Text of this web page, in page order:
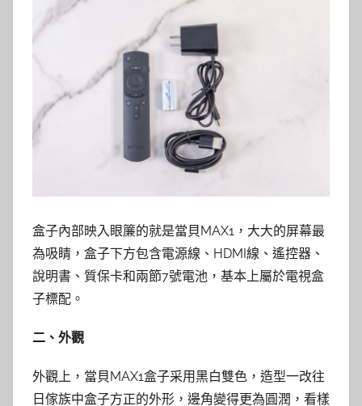
盒子內部映入眼簾的就是當貝MAX1，大大的屏幕最
為吸睛，盒子下方包含電源線、HDMI線、遙控器、
說明書、質保卡和兩節7號電池，基本上屬於電視盒
子標配。
二、外觀
外觀上，當貝MAX1盒子采用黑白雙色，造型一改往
日傢族中盒子方正的外形，邊角變得更為圓潤，看樣